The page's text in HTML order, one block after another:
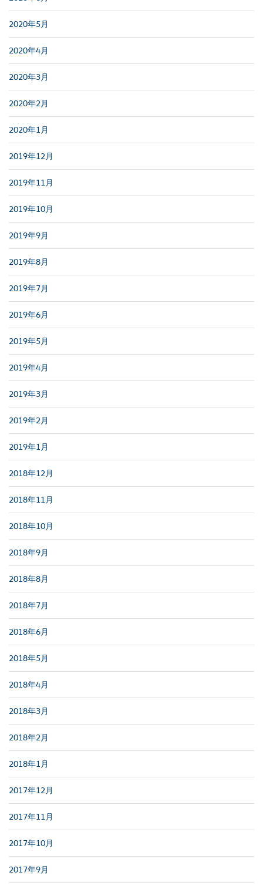
2020年5月
2020年4月
2020年3月
2020年2月
2020年1月
2019年12月
2019年11月
2019年10月
2019年9月
2019年8月
2019年7月
2019年6月
2019年5月
2019年4月
2019年3月
2019年2月
2019年1月
2018年12月
2018年11月
2018年10月
2018年9月
2018年8月
2018年7月
2018年6月
2018年5月
2018年4月
2018年3月
2018年2月
2018年1月
2017年12月
2017年11月
2017年10月
2017年9月